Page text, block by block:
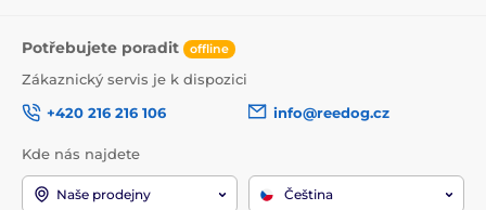
Potřebujete poradit offline
Zákaznický servis je k dispozici
+420 216 216 106
info@reedog.cz
Kde nás najdete
Naše prodejny Čeština